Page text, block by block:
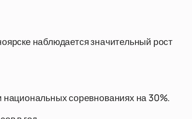
наблюдается значительный рост
соревнованиях на 30%.